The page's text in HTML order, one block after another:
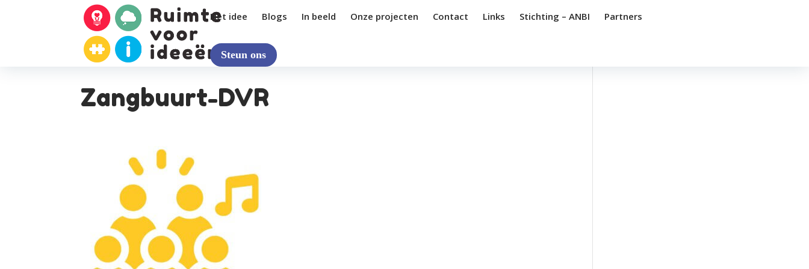
Het idee Blogs In beeld Onze projecten Contact Links Stichting – ANBI Partners
Steun ons
Zangbuurt-DVR